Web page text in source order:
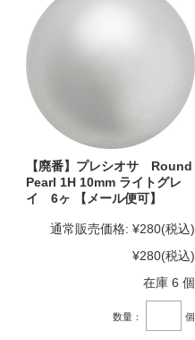
【廃番】プレシオサ Round
Pearl 1H 10mm ライトグレ
イ 6ヶ 【メール便可】
通常販売価格: ¥280(税込)
¥280(税込)
在庫 6 個
数量： 個